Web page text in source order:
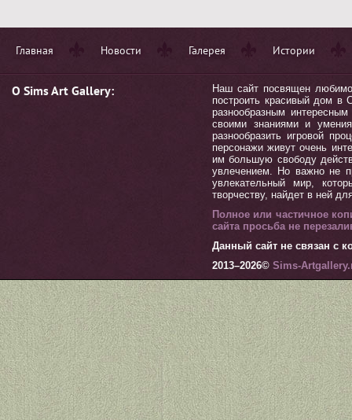
Главная Новости Галерея Истории
О Sims Art Gallery:
Наш сайт посвящен
построить красивый дом в
разнообразным
своими знаниями и
разнообразить игровой
персонажи живут очень
им большую свободу
увлечением. Но важно не
увлекательный мир,
творчеству, найдет в ней
Полное или частичное
сайта просьба не
Данный сайт не связан с
2013–2026© Sims-